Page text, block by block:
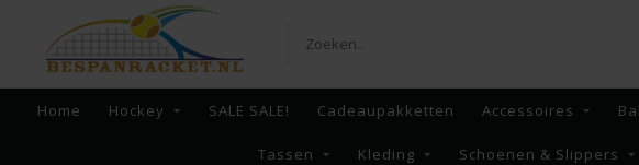
Home Hockey SALE SALE! Cadeaupakketten Accessoires
Tassen Kleding Schoenen & Slippers